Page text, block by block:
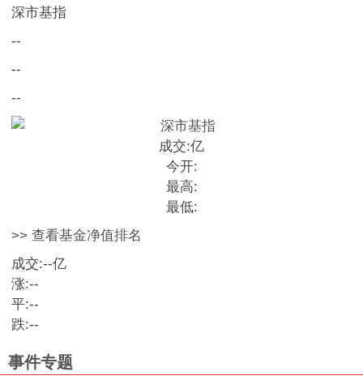
深市基指
--
--
--
成交:亿
今开:
最高:
最低:
>> 查看基金净值排名
成交:--亿
涨:--
平:--
跌:--
事件专题